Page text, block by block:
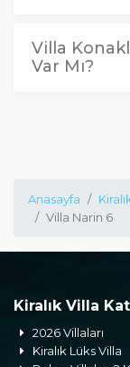
Villa
Var Mı?
Anasayfa
Villa Narin 6
Kiralık Villa
2026 Villaları
Kiralık Lüks Villa